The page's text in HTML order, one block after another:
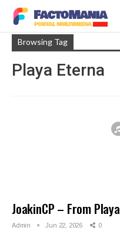
Browsing Tag
Playa Eterna
JoakinCP – From
Admin Jun 22, 2026 0